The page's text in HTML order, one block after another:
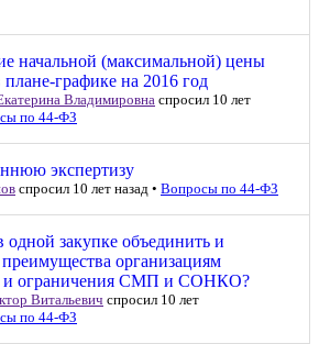
начальной (максимальной) цены
плане-графике на 2016 год
Владимировна спросил 10 лет
по 44-ФЗ
экспертизу
спросил 10 лет назад • Вопросы по 44-ФЗ
закупке объединить и
преимущества организациям
и ограничения СМП и СОНКО?
Витальевич спросил 10 лет
по 44-ФЗ